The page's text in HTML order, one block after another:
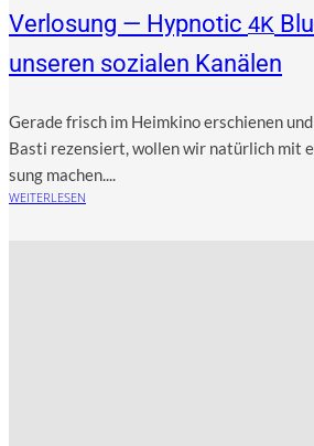
Verlosung — Hypnotic 4K
unseren sozialen Kanälen
Gera­de frisch im Heim­ki­no erschie­nen
Bas­ti rezen­siert, wol­len wir natür­lich mit
sung machen....
WEITERLESEN